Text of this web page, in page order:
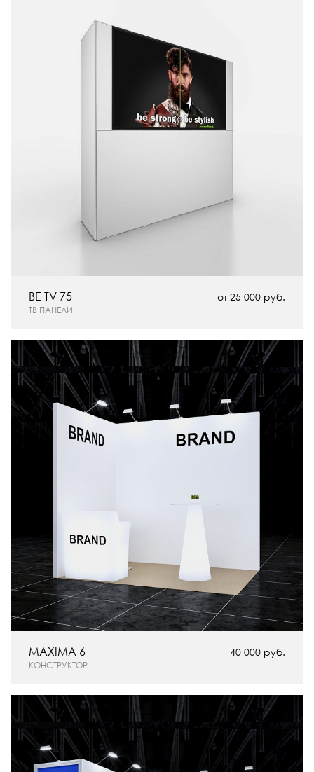
от 25 000 руб.
ТВ ПАНЕЛИ
BE TV 75
40 000 руб.
КОНСТРУКТОР
MAXIMA 6